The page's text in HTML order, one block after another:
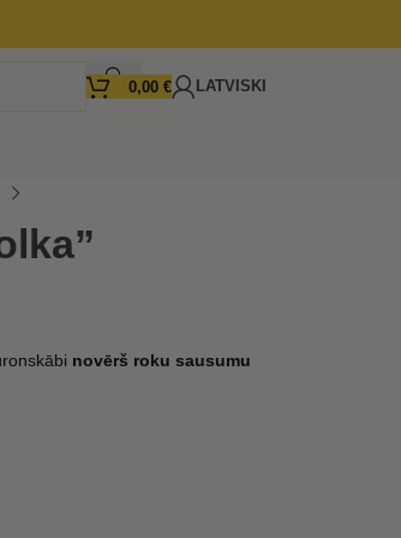
0,00 € LATVISKI
novērš roku sausumu